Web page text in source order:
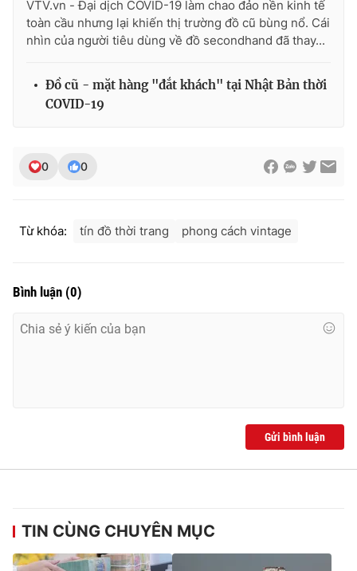
Ðiện thoại Thời báo VTV:024.66 897 897
Email:toasoan@vtv.vn
thuận bằng văn bản. Ghi rõ nguồn VTV.vn khi phát hành lại
VTV.vn - Đại dịch COVID-19 làm chao đảo nền kinh tế
toàn cầu nhưng lại khiến thị trường đồ cũ bùng nổ. Cái
nhìn của người tiêu dùng về đồ secondhand đã thay...
Đồ cũ - mặt hàng "đắt khách" tại Nhật Bản thời
COVID-19
0 0
Từ khóa: tín đồ thời trang phong cách vintage
Bình luận (0)
Gửi bình luận
TIN CÙNG CHUYÊN MỤC